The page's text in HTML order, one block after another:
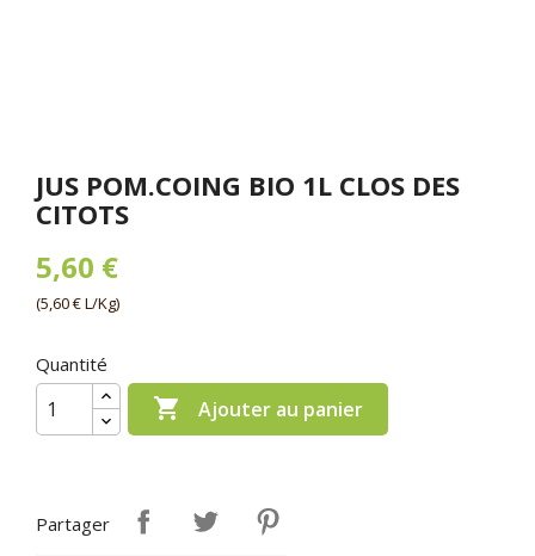
JUS POM.COING BIO 1L CLOS DES
CITOTS
5,60 €
(5,60 € L/Kg)
Quantité
 Ajouter au panier
Partager